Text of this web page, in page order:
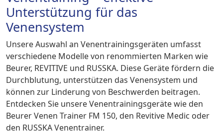
Unterstützung für das
Venensystem
Unsere Auswahl an Venentrainingsgeräten umfasst
verschiedene Modelle von renommierten Marken wie
Beurer, REVITIVE und RUSSKA. Diese Geräte fördern die
Durchblutung, unterstützen das Venensystem und
können zur Linderung von Beschwerden beitragen.
Entdecken Sie unsere Venentrainingsgeräte wie den
Beurer Venen Trainer FM 150, den Revitive Medic oder
den RUSSKA Venentrainer.